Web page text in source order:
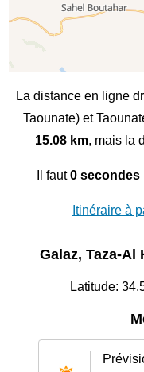
La distance en ligne
Taounate) et
15.08 km, mais la
Il faut0 secondes
Itinéraire à
Galaz, Taza-Al
Latitude: